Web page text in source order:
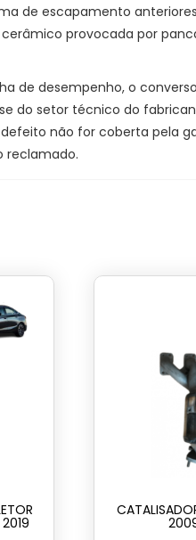
de escapamento
provocada por
de desempenho, o
do setor técnico do
não for coberta pela
reclamado.